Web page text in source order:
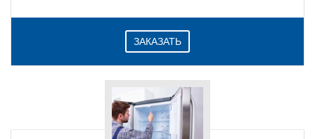
ЗАКАЗАТЬ